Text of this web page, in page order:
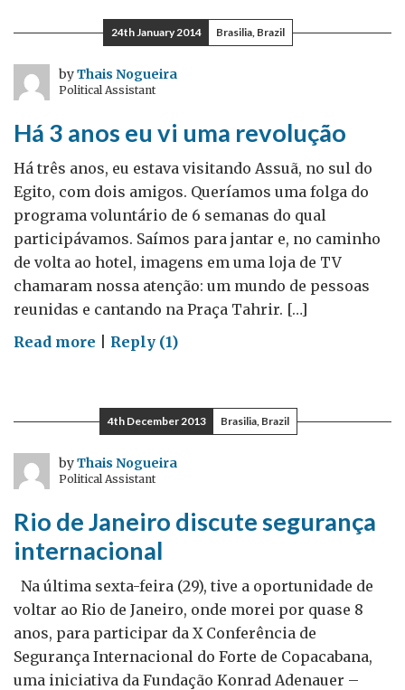
e
um
povo
orgulhoso
24th January 2014 Brasilia, Brazil
byThais Nogueira
Political Assistant
Há 3 anos eu vi uma revolução
Há três anos, eu estava visitando Assuã, no sul do
Egito, com dois amigos. Queríamos uma folga do
programa voluntário de 6 semanas do qual
participávamos. Saímos para jantar e, no caminho
de volta ao hotel, imagens em uma loja de TV
chamaram nossa atenção: um mundo de pessoas
reunidas e cantando na Praça Tahrir. […]
Read more on
anos
eu
vi
uma
Reply (1)
4th December 2013 Brasilia, Brazil
byThais Nogueira
Political Assistant
Rio de Janeiro discute segurança
internacional
Na última sexta-feira (29), tive a oportunidade de
voltar ao Rio de Janeiro, onde morei por quase 8
anos, para participar da X Conferência de
Segurança Internacional do Forte de Copacabana,
uma iniciativa da Fundação Konrad Adenauer –